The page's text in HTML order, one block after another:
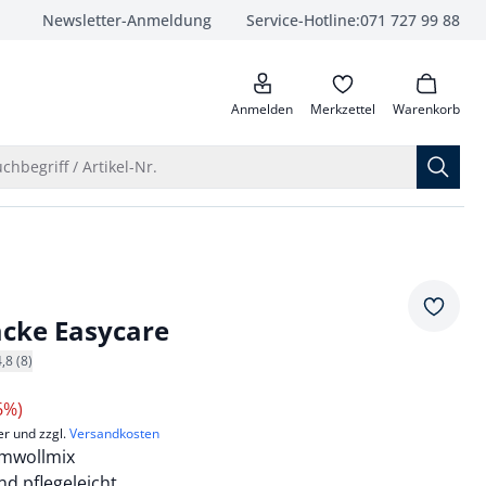
Newsletter-Anmeldung Service-Hotline:071 727 99 88
anrufen
Anmelden Merkzettel Warenkorb
/ Artikel-Nr.
Easycare
(8)
und zzgl.Versandkosten